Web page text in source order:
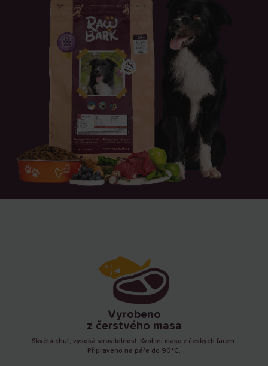
Vyrobeno
z čerstvého masa
Skvělá chuť, vysoká stravitelnost. Kvalitní maso z českých farem.
Připraveno na páře do 90°C.